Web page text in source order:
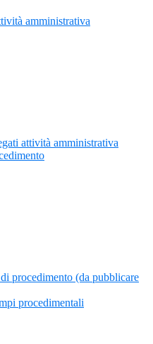
amministrativa
attività amministrativa
procedimento (da pubblicare
procedimentali